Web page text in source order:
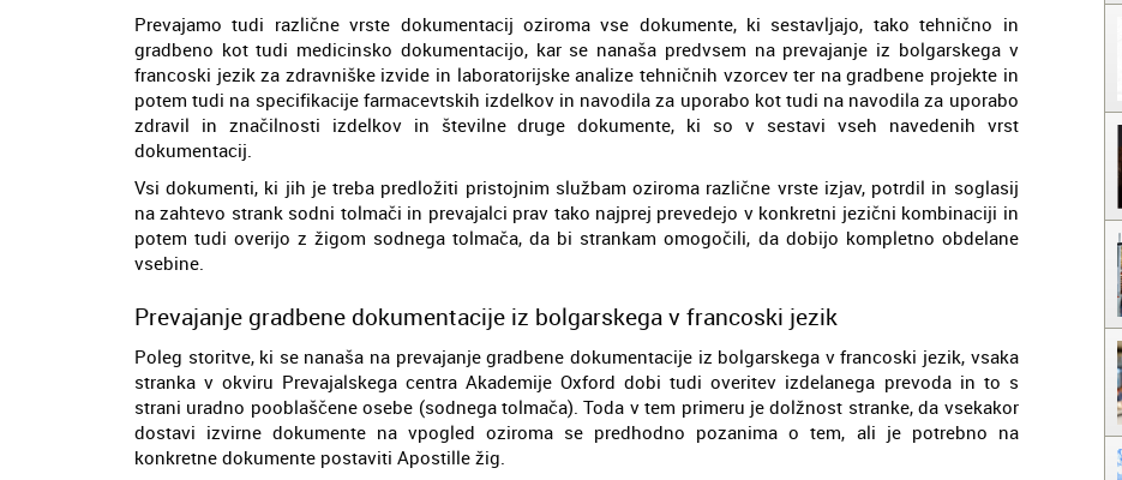
Prevajamo tudi različne vrste dokumentacij oziroma vse dokumente, ki sestavljajo, tako tehnično in
gradbeno kot tudi medicinsko dokumentacijo, kar se nanaša predvsem na prevajanje iz bolgarskega v
francoski jezik za zdravniške izvide in laboratorijske analize tehničnih vzorcev ter na gradbene projekte in
potem tudi na specifikacije farmacevtskih izdelkov in navodila za uporabo kot tudi na navodila za uporabo
zdravil in značilnosti izdelkov in številne druge dokumente, ki so v sestavi vseh navedenih vrst
dokumentacij.
Vsi dokumenti, ki jih je treba predložiti pristojnim službam oziroma različne vrste izjav, potrdil in soglasij
na zahtevo strank sodni tolmači in prevajalci prav tako najprej prevedejo v konkretni jezični kombinaciji in
potem tudi overijo z žigom sodnega tolmača, da bi strankam omogočili, da dobijo kompletno obdelane
vsebine.
Prevajanje gradbene dokumentacije iz bolgarskega v francoski jezik
Poleg storitve, ki se nanaša na prevajanje gradbene dokumentacije iz bolgarskega v francoski jezik, vsaka
stranka v okviru Prevajalskega centra Akademije Oxford dobi tudi overitev izdelanega prevoda in to s
strani uradno pooblaščene osebe (sodnega tolmača). Toda v tem primeru je dolžnost stranke, da vsekakor
dostavi izvirne dokumente na vpogled oziroma se predhodno pozanima o tem, ali je potrebno na
konkretne dokumente postaviti Apostille žig.